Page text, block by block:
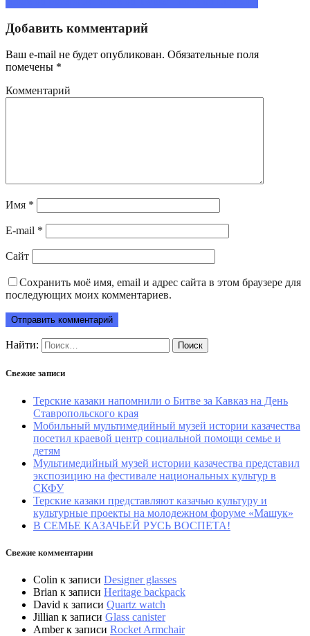
Добавить комментарий
Ваш e-mail не будет опубликован. Обязательные поля
помечены *
Комментарий
Имя *
E-mail *
Сайт
Сохранить моё имя, email и адрес сайта в этом браузере для
последующих моих комментариев.
Найти:
Свежие записи
Терские казаки напомнили о Битве за Кавказ на День
Ставропольского края
Мобильный мультимедийный музей истории казачества
посетил краевой центр социальной помощи семье и
детям
Мультимедийный музей истории казачества представил
экспозицию на фестивале национальных культур в
СКФУ
Терские казаки представляют казачью культуру и
культурные проекты на молодежном форуме «Машук»
В СЕМЬЕ КАЗАЧЬЕЙ РУСЬ ВОСПЕТА!
Свежие комментарии
Colin к записи Designer glasses
Brian к записи Heritage backpack
David к записи Quartz watch
Jillian к записи Glass canister
Amberк записи Rocket Armchair